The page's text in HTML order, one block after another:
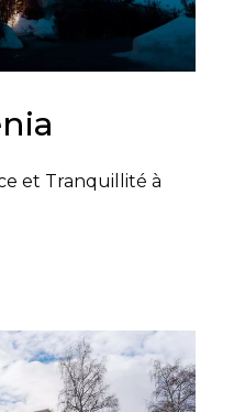
et Tranquillité à